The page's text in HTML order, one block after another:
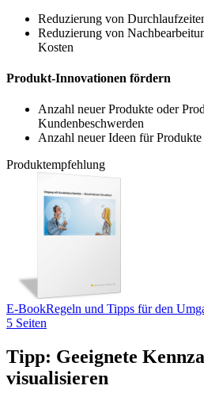
Reduzierung von
Reduzierung von
Kosten
Produkt-Innovationen fördern
Anzahl neuer Produkte oder
Kundenbeschwerden
Anzahl neuer Ideen für Produkte
Produktempfehlung
E-BookRegeln und Tipps für den
5 Seiten
Tipp: Geeignete
visualisieren